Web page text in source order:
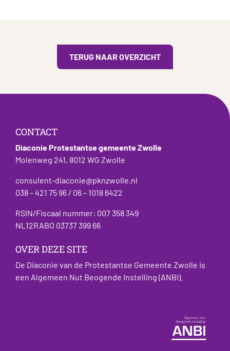
TERUG NAAR OVERZICHT
CONTACT
Diaconie Protestantse gemeente Zwolle
Molenweg 241, 8012 WG Zwolle
consulent-diaconie@pknzwolle.nl
038 – 421 75 96 / 06 – 1018 6422
RSIN/Fiscaal nummer: 007 358 349
NL12RABO 03737 399 66
OVER DEZE SITE
De Diaconie van de Protestantse Gemeente Zwolle is
een Algemeen Nut Beogende Instelling (ANBI).